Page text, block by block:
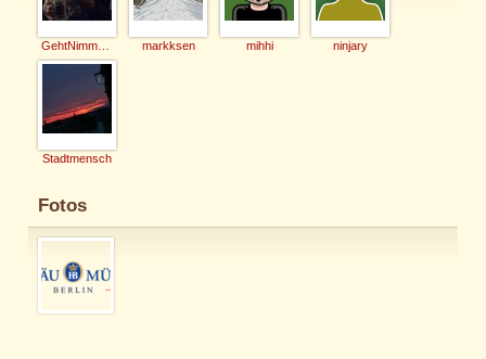
markksen mihhi ninjary
Stadtmensch
Fotos